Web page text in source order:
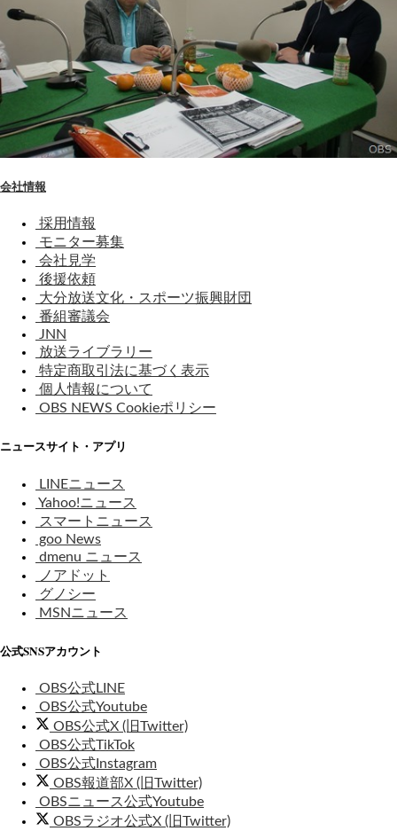
会社情報
採用情報
モニター募集
会社見学
後援依頼
大分放送文化・スポーツ振興財団
番組審議会
JNN
放送ライブラリー
特定商取引法に基づく表示
個人情報について
OBS NEWS Cookieポリシー
ニュースサイト・アプリ
LINEニュース
Yahoo!ニュース
スマートニュース
goo News
dmenu ニュース
ノアドット
グノシー
MSNニュース
公式SNSアカウント
OBS公式LINE
OBS公式Youtube
OBS公式X (旧Twitter)
OBS公式TikTok
OBS公式Instagram
OBS報道部X (旧Twitter)
OBSニュース公式Youtube
OBSラジオ公式X (旧Twitter)